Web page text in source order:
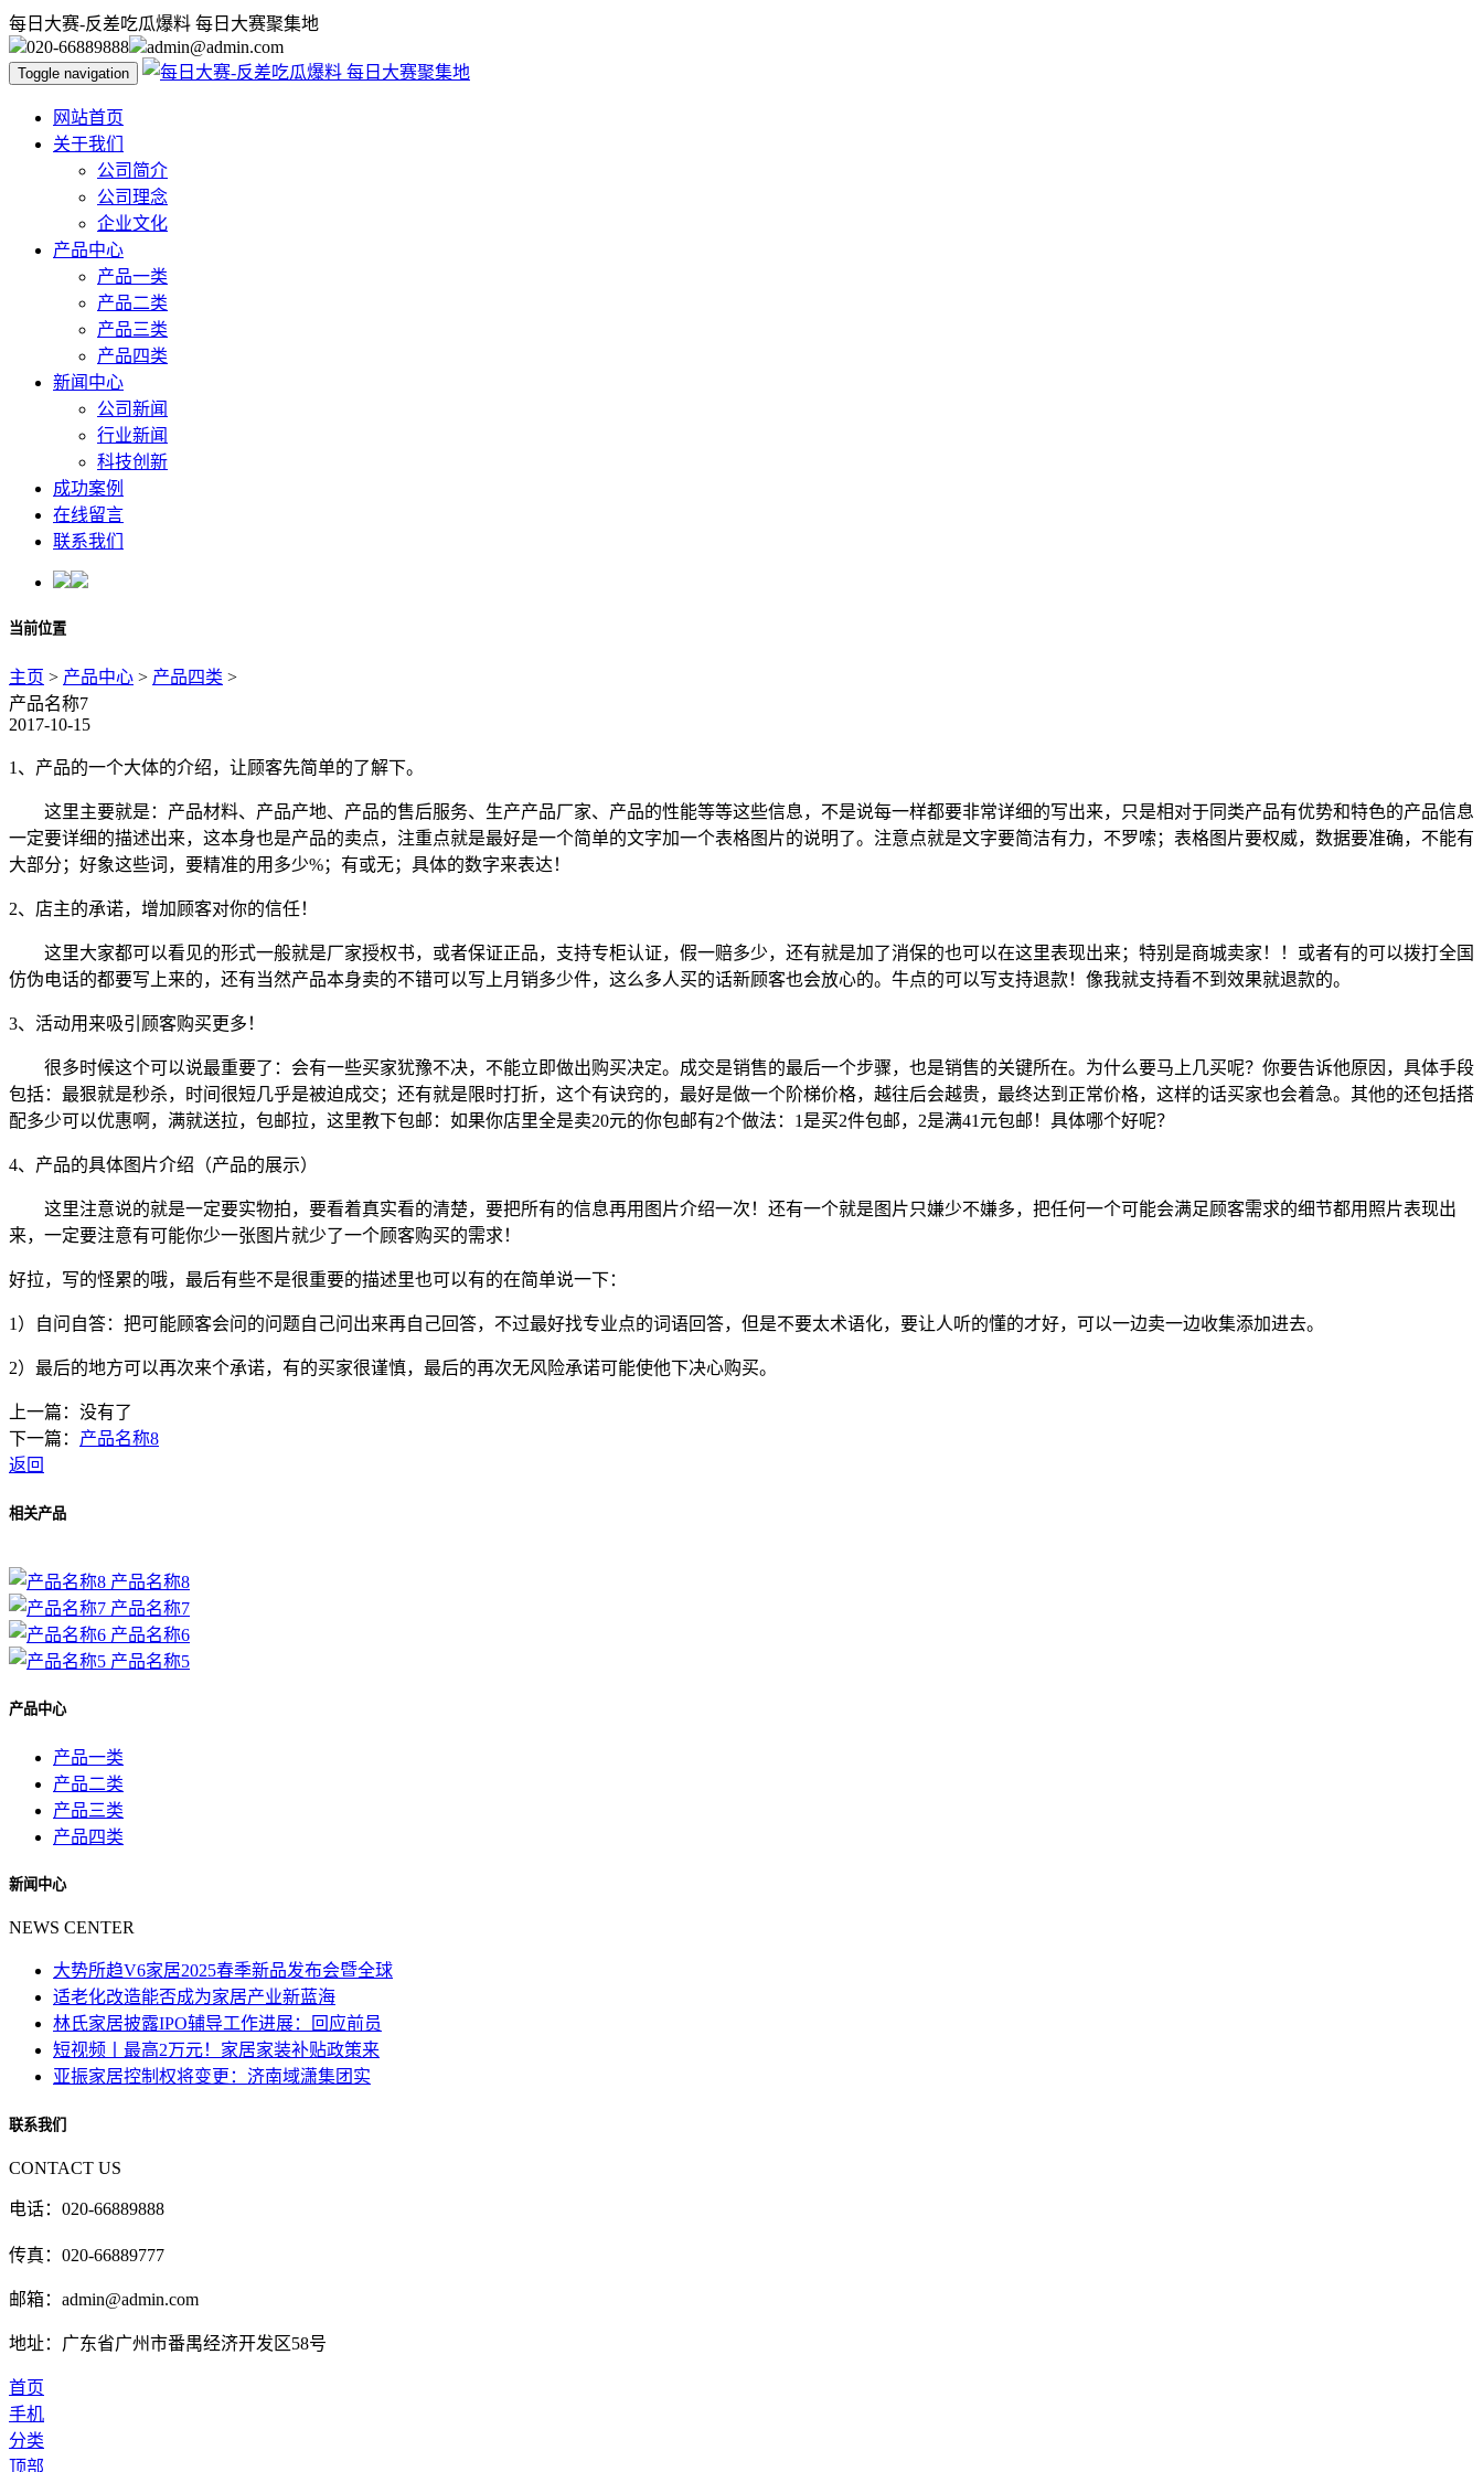
每日大赛-反差吃瓜爆料 每日大赛聚集地
020-66889888
admin@admin.com
Toggle navigation
网站首页
关于我们
公司简介
公司理念
企业文化
产品中心
产品一类
产品二类
产品三类
产品四类
新闻中心
公司新闻
行业新闻
科技创新
成功案例
在线留言
联系我们
当前位置
主页 > 产品中心 > 产品四类 >
产品名称7
2017-10-15
1、产品的一个大体的介绍，让顾客先简单的了解下。
这里主要就是：产品材料、产品产地、产品的售后服务、生产产品厂家、产品的性能等等这些信息，不是说每一样都要非常详细的写出来，只是相对于同类产品有优势和特色的产品信息
一定要详细的描述出来，这本身也是产品的卖点，注重点就是最好是一个简单的文字加一个表格图片的说明了。注意点就是文字要简洁有力，不罗嗦；表格图片要权威，数据要准确，不能有
大部分；好象这些词，要精准的用多少%；有或无；具体的数字来表达！
2、店主的承诺，增加顾客对你的信任！
这里大家都可以看见的形式一般就是厂家授权书，或者保证正品，支持专柜认证，假一赔多少，还有就是加了消保的也可以在这里表现出来；特别是商城卖家！！或者有的可以拨打全国
仿伪电话的都要写上来的，还有当然产品本身卖的不错可以写上月销多少件，这么多人买的话新顾客也会放心的。牛点的可以写支持退款！像我就支持看不到效果就退款的。
3、活动用来吸引顾客购买更多！
很多时候这个可以说最重要了：会有一些买家犹豫不决，不能立即做出购买决定。成交是销售的最后一个步骤，也是销售的关键所在。为什么要马上几买呢？你要告诉他原因，具体手段
包括：最狠就是秒杀，时间很短几乎是被迫成交；还有就是限时打折，这个有诀窍的，最好是做一个阶梯价格，越往后会越贵，最终达到正常价格，这样的话买家也会着急。其他的还包括搭
配多少可以优惠啊，满就送拉，包邮拉，这里教下包邮：如果你店里全是卖20元的你包邮有2个做法：1是买2件包邮，2是满41元包邮！具体哪个好呢？
4、产品的具体图片介绍（产品的展示）
这里注意说的就是一定要实物拍，要看着真实看的清楚，要把所有的信息再用图片介绍一次！还有一个就是图片只嫌少不嫌多，把任何一个可能会满足顾客需求的细节都用照片表现出
来，一定要注意有可能你少一张图片就少了一个顾客购买的需求！
好拉，写的怪累的哦，最后有些不是很重要的描述里也可以有的在简单说一下：
1）自问自答：把可能顾客会问的问题自己问出来再自己回答，不过最好找专业点的词语回答，但是不要太术语化，要让人听的懂的才好，可以一边卖一边收集添加进去。
2）最后的地方可以再次来个承诺，有的买家很谨慎，最后的再次无风险承诺可能使他下决心购买。
上一篇：没有了
下一篇： 产品名称8
返回
相关产品
产品名称8
产品名称7
产品名称6
产品名称5
产品中心
产品一类
产品二类
产品三类
产品四类
新闻中心
NEWS CENTER
大势所趋V6家居2025春季新品发布会暨全球
适老化改造能否成为家居产业新蓝海
林氏家居披露IPO辅导工作进展：回应前员
短视频丨最高2万元！家居家装补贴政策来
亚振家居控制权将变更：济南域潇集团实
联系我们
CONTACT US
电话：020-66889888
传真：020-66889777
邮箱：admin@admin.com
地址：广东省广州市番禺经济开发区58号
首页
手机
分类
顶部